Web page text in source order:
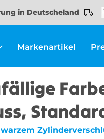
in Deutscheland
Markenartikel